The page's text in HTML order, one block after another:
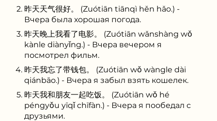
昨天天气很好。 (Zuótiān tiānqì hěn hǎo.) -
Вчера была хорошая погода.
昨天晚上我看了电影。 (Zuótiān wǎnshàng wǒ
kànle diànyǐng.) - Вчера вечером я
посмотрел фильм.
昨天我忘了带钱包。 (Zuótiān wǒ wàngle dài
qiánbāo.) - Вчера я забыл взять кошелек.
昨天我和朋友一起吃饭。 (Zuótiān wǒ hé
péngyǒu yīqǐ chīfàn.) - Вчера я пообедал с
друзьями.